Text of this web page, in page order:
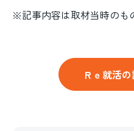
※記事内容は取材当時のも
Ｒｅ就活